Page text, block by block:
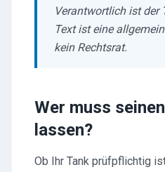
Verantwortlich ist der
Text ist eine
kein Rechtsrat.
Wer muss
lassen?
Ob Ihr Tank prüfpflichtig